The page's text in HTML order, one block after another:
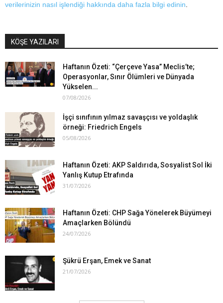
verilerinizin nasıl işlendiği hakkında daha fazla bilgi edinin.
KÖŞE YAZILARI
Haftanın Özeti: “Çerçeve Yasa” Meclis’te;
Operasyonlar, Sınır Ölümleri ve Dünyada
Yükselen...
07/08/2026
İşçi sınıfının yılmaz savaşçısı ve yoldaşlık
örneği: Friedrich Engels
05/08/2026
Haftanın Özeti: AKP Saldırıda, Sosyalist Sol İki
Yanlış Kutup Etrafında
31/07/2026
Haftanın Özeti: CHP Sağa Yönelerek Büyümeyi
Amaçlarken Bölündü
24/07/2026
Şükrü Erşan, Emek ve Sanat
21/07/2026